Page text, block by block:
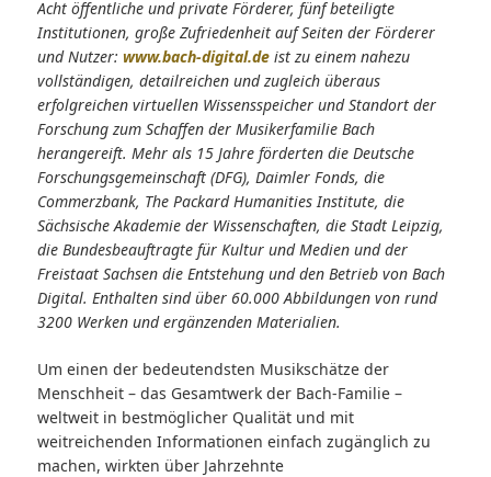
Acht öffentliche und private Förderer, fünf beteiligte
Institutionen, große Zufriedenheit auf Seiten der Förderer
und Nutzer: www.bach-digital.deist zu einem nahezu
vollständigen, detailreichen und zugleich überaus
erfolgreichen virtuellen Wissensspeicher und Standort der
Forschung zum Schaffen der Musikerfamilie Bach
herangereift. Mehr als 15 Jahre förderten die Deutsche
Forschungsgemeinschaft (DFG), Daimler Fonds, die
Commerzbank, The Packard Humanities Institute, die
Sächsische Akademie der Wissenschaften, die Stadt Leipzig,
die Bundesbeauftragte für Kultur und Medien und der
Freistaat Sachsen die Entstehung und den Betrieb von Bach
Digital. Enthalten sind über 60.000 Abbildungen von rund
3200 Werken und ergänzenden Materialien.
Um einen der bedeutendsten Musikschätze der
Menschheit – das Gesamtwerk der Bach-Familie –
weltweit in bestmöglicher Qualität und mit
weitreichenden Informationen einfach zugänglich zu
machen, wirkten über Jahrzehnte